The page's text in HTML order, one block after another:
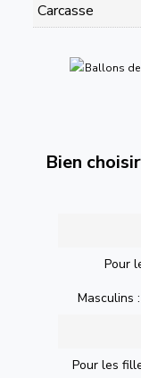
Carcasse
Bien
Pour
Masculins
Pour les